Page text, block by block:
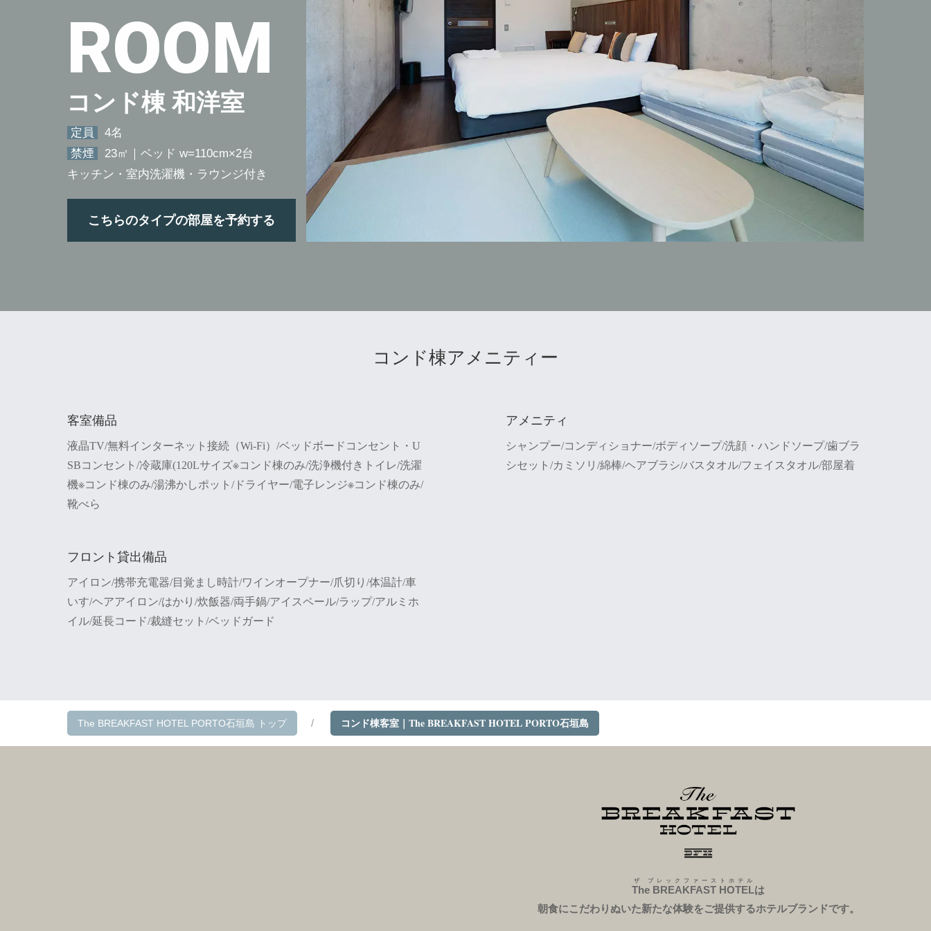
定員
4名
禁煙
23㎡｜ベッド w=110cm×2台
キッチン・室内洗濯機・ラウンジ付き
こちらのタイプの部屋を予約する
ROOM
コンド棟 和洋室
コンド棟アメニティー
客室備品
液晶TV/無料インターネット接続（Wi-Fi）/ベッドボードコンセント・U
SBコンセント/冷蔵庫(120Lサイズ※コンド棟のみ/洗浄機付きトイレ/洗濯
機※コンド棟のみ/湯沸かしポット/ドライヤー/電子レンジ※コンド棟のみ/
靴べら
アメニティ
シャンプー/コンディショナー/ボディソープ/洗顔・ハンドソープ/歯ブラ
シセット/カミソリ/綿棒/ヘアブラシ/バスタオル/フェイスタオル/部屋着
フロント貸出備品
アイロン/携帯充電器/目覚まし時計/ワインオープナー/爪切り/体温計/車
いす/ヘアアイロン/はかり/炊飯器/両手鍋/アイスペール/ラップ/アルミホ
イル/延長コード/裁縫セット/ベッドガード
The BREAKFAST HOTEL PORTO石垣島 トップ コンド棟客室｜The BREAKFAST HOTEL PORTO石垣島
The BREAKFAST HOTEL
ザ ブレックファーストホテル
は
朝食にこだわりぬいた新たな体験をご提供するホテルブランドです。